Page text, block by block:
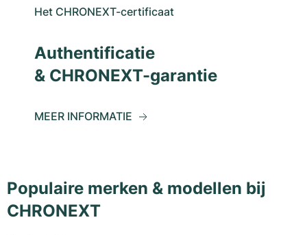
Het CHRONEXT-certificaat
Authentificatie
& CHRONEXT-garantie
MEER INFORMATIE
Populaire merken & modellen bij
CHRONEXT